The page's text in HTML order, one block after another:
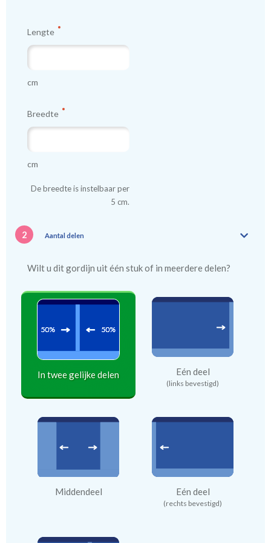
Lengte
cm
Breedte
cm
De breedte is instelbaar per
5 cm.
2 Aantal delen
Wilt u dit gordijn uit één stuk of in meerdere delen?
In twee gelijke delen Eén deel
(links bevestigd)
Middendeel Eén deel
(rechts bevestigd)